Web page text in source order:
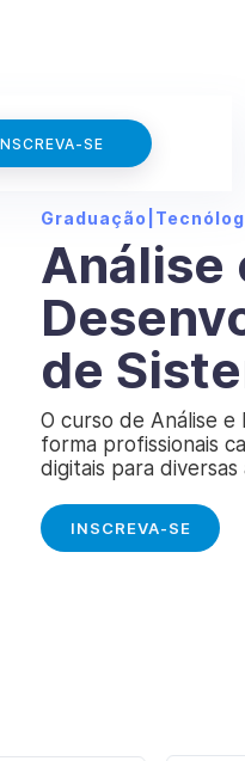
SE
Graduação
Análise
de
O curso de Análise e
forma profissionais
digitais para diversas
INSCREVA-SE